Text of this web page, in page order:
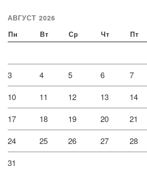
АВГУСТ 2026
Пн Вт Ср Чт Пт
3 4 5 6 7
10 11 12 13 14
17 18 19 20 21
24 25 26 27 28
31